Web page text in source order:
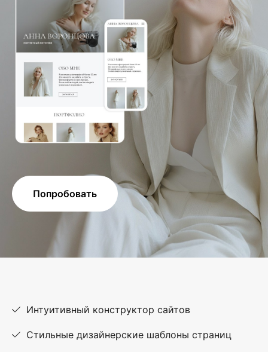
Попробовать
Интуитивный конструктор сайтов
Стильные дизайнерские шаблоны страниц